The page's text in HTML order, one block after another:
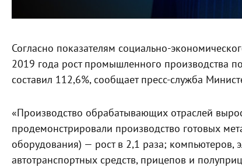
Согласно показателям социально-
2019 года рост промышленного производства
составил 112,6%, сообщает пресс-служба
«Производство обрабатывающих отраслей
продемонстрировали производство готовых
оборудования) — рост в 2,1 раза; компьютеров,
автотранспортных средств, прицепов и